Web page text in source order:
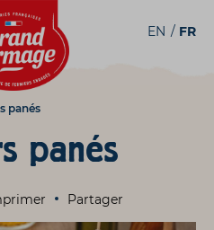
EN FR
panés
panés
Partager